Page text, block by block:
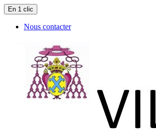
En 1 clic
Nous contacter